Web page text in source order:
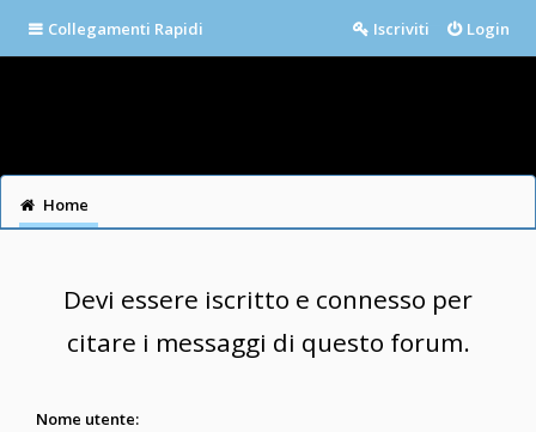
Collegamenti Rapidi Login
Iscriviti
Home
Devi essere iscritto e connesso per
citare i messaggi di questo forum.
Nome utente: